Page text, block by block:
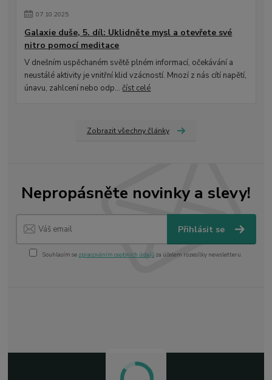
07.10.2025
Galaxie duše, 5. díl: Uklidněte mysl a otevřete své
nitro pomocí meditace
V dnešním uspěchaném světě plném informací, očekávání a
neustálé aktivity je vnitřní klid vzácností. Mnozí z nás cítí napětí,
únavu, zahlcení nebo odp...číst celé
Zobrazit všechny články
Nepropásněte novinky a slevy!
Přihlásit se
Souhlasím se zpracováním osobních údajů za účelem rozesílky newsletteru.